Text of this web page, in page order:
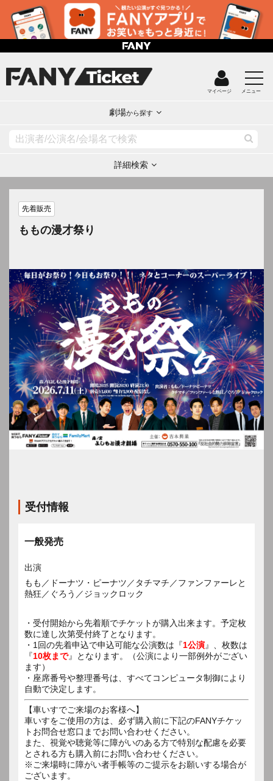
マイページ メニュー
劇場から探す
詳細検索
先着販売
ももの漫才祭り
受付情報
一般発売
出演
もも／ドーナツ・ピーナツ／タチマチ／ファンファーレと
熱狂／ぐろう／ジョックロック
・受付開始から先着順でチケットが購入出来ます。予定枚
数に達し次第受付終了となります。
・1回の先着申込で申込可能な公演数は『1公演』、枚数は
『10枚まで』となります。（公演により一部例外がござい
ます）
・座席番号や整理番号は、すべてコンピュータ制御により
自動で決定します。
【車いすでご来場のお客様へ】
車いすをご使用の方は、必ず購入前に下記のFANYチケッ
トお問合せ窓口までお問い合わせください。
また、視覚や聴覚等に障がいのある方で特別な配慮を必要
とされる方も購入前にお問い合わせください。
※ご来場時に障がい者手帳等のご提示をお願いする場合が
ございます。